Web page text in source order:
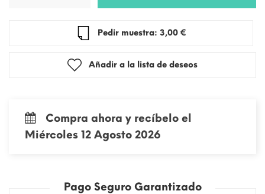
Pedir muestra: 3,00 €
Añadir a la lista de deseos
Compra ahora y recíbelo el
Miércoles 12 Agosto 2026
Pago Seguro Garantizado